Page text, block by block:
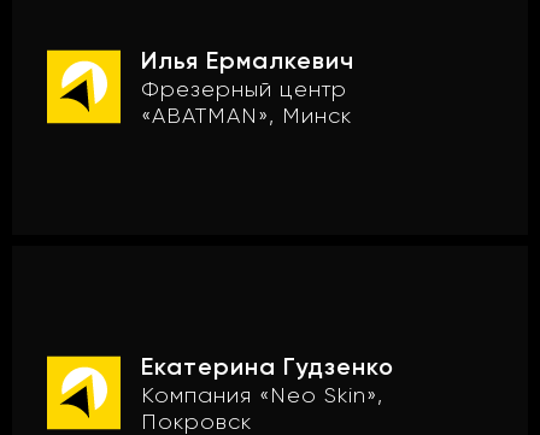
Илья Ермалкевич
Фрезерный центр
«ABATMAN», Минск
Екатерина Гудзенко
Компания «Neo Skin»,
Покровск